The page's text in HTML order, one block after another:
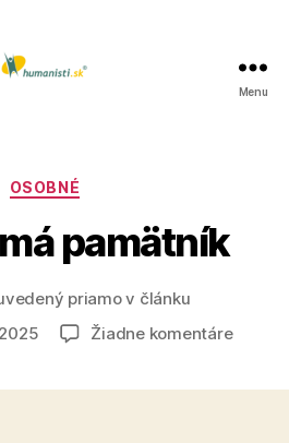
Menu
Kategórie
OSOBNÉ
pamätník
priamo v článku
Žiadne komentárena